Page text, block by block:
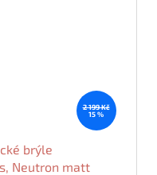
2 199 Kč
15 %
brýle
Neutron matt